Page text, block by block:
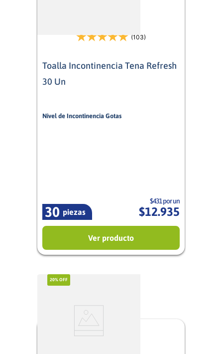
(103)
Toalla Incontinencia Tena Refresh
30 Un
Nivel de Incontinencia Gotas
piezas
30
$431 por un
$12.935
Ver producto
20% OFF